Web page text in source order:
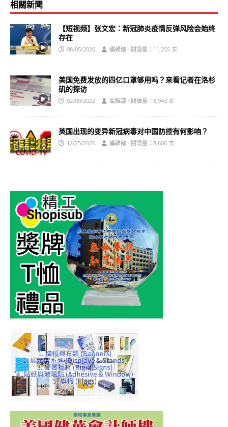
相關新聞
【短视频】张文宏：新冠肺炎疫情反弹风险会始终
存在
08/05/2020 編輯部 · 閱讀量：11,255 次
美国免费发放的四亿口罩够用吗？来看记者在洛杉
矶的探访
02/09/2022 編輯部 · 閱讀量：8,943 次
英国出现的变异新冠病毒对中国防控有何影响？
12/25/2020 編輯部 · 閱讀量：8,606 次